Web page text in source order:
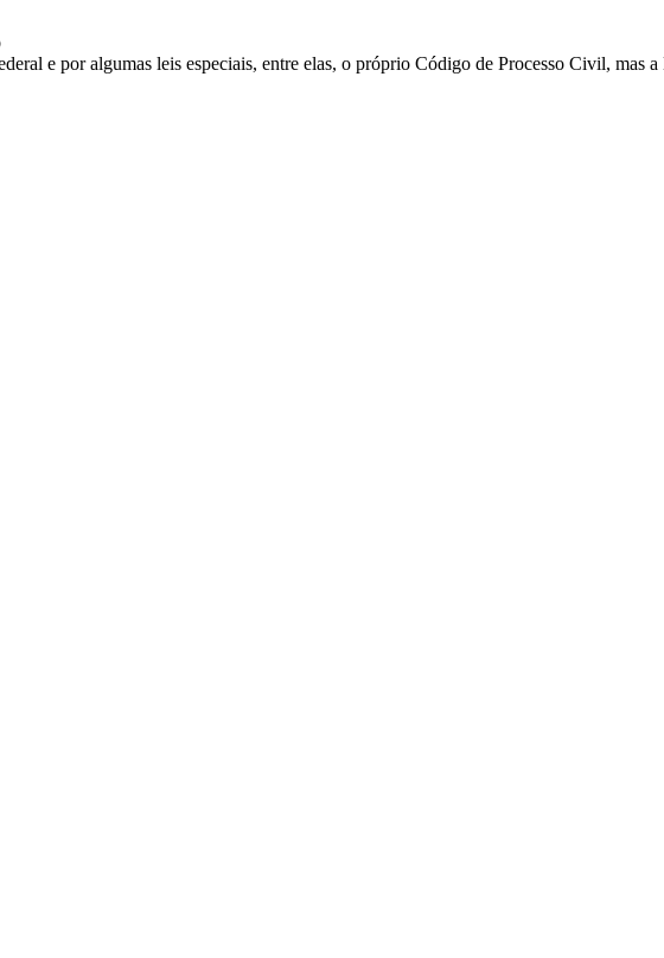
e por algumas leis especiais, entre elas, o próprio Código de Processo Civil, mas